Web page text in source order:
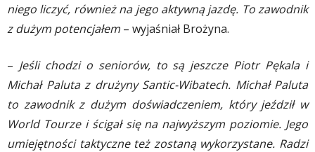
niego liczyć, również na jego aktywną jazdę. To zawodnik
z dużym potencjałem – wyjaśniał Brożyna.
– Jeśli chodzi o seniorów, to są jeszcze Piotr Pękala i
Michał Paluta z drużyny Santic-Wibatech. Michał Paluta
to zawodnik z dużym doświadczeniem, który jeździł w
World Tourze i ścigał się na najwyższym poziomie. Jego
umiejętności taktyczne też zostaną wykorzystane. Radzi